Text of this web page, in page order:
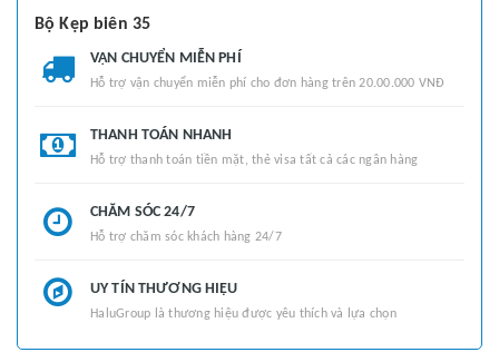
Bộ Kẹp biên 35
VẬN CHUYỂN MIỄN PHÍ
Hỗ trợ vận chuyển miễn phí cho đơn hàng trên 20.00.000 VNĐ
THANH TOÁN NHANH
Hỗ trợ thanh toán tiền mặt, thẻ visa tất cả các ngân hàng
CHĂM SÓC 24/7
Hỗ trợ chăm sóc khách hàng 24/7
UY TÍN THƯƠNG HIỆU
HaluGroup là thương hiệu được yêu thích và lựa chọn